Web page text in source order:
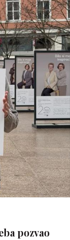
pozvao